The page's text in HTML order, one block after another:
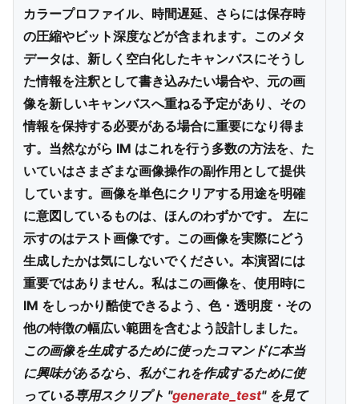
カラープロファイル、時間遅延、さらには保存時
の圧縮やビット深度などが含まれます。このメタ
データは、新しく空白化したキャンバスにそうし
た情報を注釈として書き込みたい場合や、元の画
像を新しいキャンバスへ重ねる予定があり、その
情報を保持する必要がある場合に重要になり得ま
す。当然ながら IM はこれを行う多数の方法を、た
いていはさまざまな画像操作の副作用として提供
しています。画像を単色にクリアする用途を明確
に意図しているものは、ほんのわずかです。 左に
示すのはテスト画像です。この画像を実際にどう
生成したかは気にしないでください。本演習には
重要ではありません。私はこの画像を、使用時に
IM をしっかり酷使できるよう、色・透明度・その
他の特徴の幅広い範囲を含むよう設計しました。
この画像を生成するために使ったコマンドに本当
に興味があるなら、私がこれを作成するために使
っている専用スクリプト "generate_test" を見て